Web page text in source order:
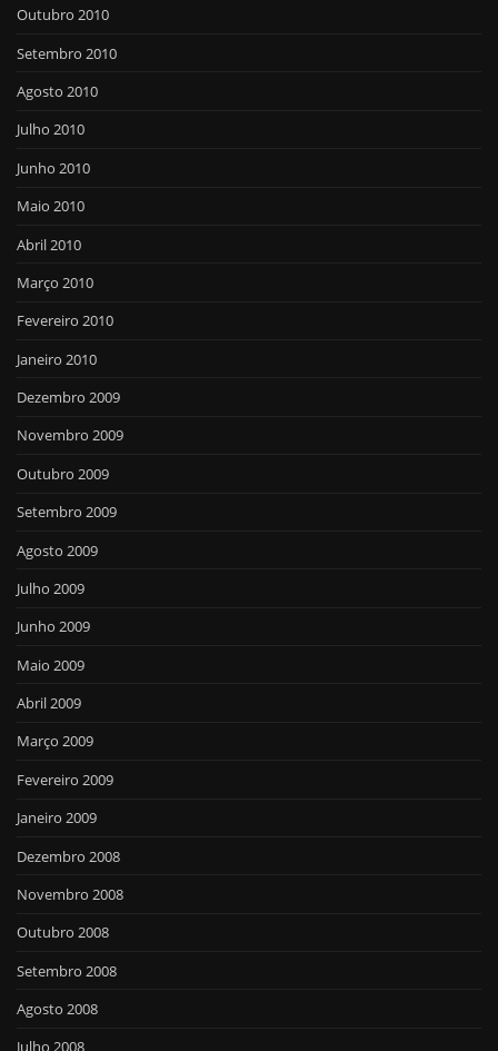
Outubro 2010
Setembro 2010
Agosto 2010
Julho 2010
Junho 2010
Maio 2010
Abril 2010
Março 2010
Fevereiro 2010
Janeiro 2010
Dezembro 2009
Novembro 2009
Outubro 2009
Setembro 2009
Agosto 2009
Julho 2009
Junho 2009
Maio 2009
Abril 2009
Março 2009
Fevereiro 2009
Janeiro 2009
Dezembro 2008
Novembro 2008
Outubro 2008
Setembro 2008
Agosto 2008